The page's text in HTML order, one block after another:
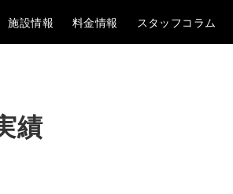
施設情報 料金情報 スタッフコラム
績